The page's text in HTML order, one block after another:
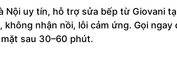
Nội uy tín, hỗ trợ sửa bếp từ Giovani
nhận nồi, lỗi cảm ứng. Gọi
sau 30–60 phút.